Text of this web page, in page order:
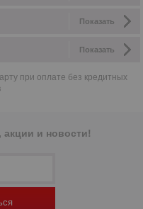
Показать
Показать
при оплате без кредитных
и новости!